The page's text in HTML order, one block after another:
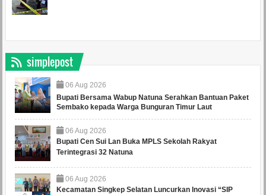
simplepost
06 Aug 2026
Bupati Bersama Wabup Natuna Serahkan Bantuan Paket
Sembako kepada Warga Bunguran Timur Laut
06 Aug 2026
Bupati Cen Sui Lan Buka MPLS Sekolah Rakyat
Terintegrasi 32 Natuna
06 Aug 2026
Kecamatan Singkep Selatan Luncurkan Inovasi “SIP